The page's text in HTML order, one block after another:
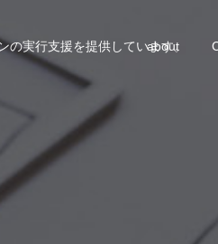
実行支援を提供しています。
about